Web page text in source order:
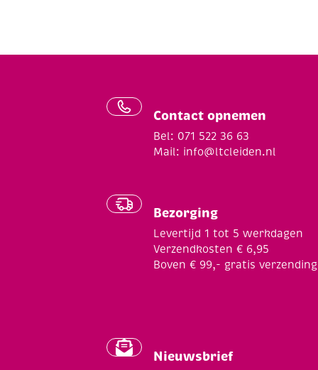
Contact opnemen
Bel: 071 522 36 63
Mail: info@ltcleiden.nl
Bezorging
Levertijd 1 tot 5 werkdagen
Verzendkosten € 6,95
Boven € 99,- gratis verzending
Nieuwsbrief